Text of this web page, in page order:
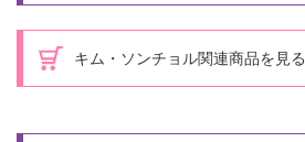
キム・ソンチョル関連商品を見る